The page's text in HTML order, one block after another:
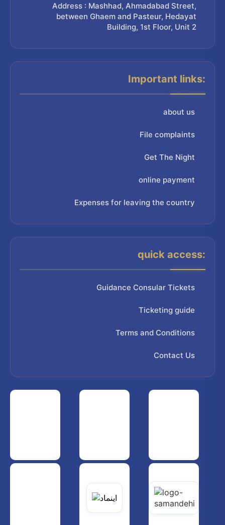
Address : Mashhad, Ahmadabad Street,
between Ghaem and Pasteur, Hedayat
Building, 1st Floor, Unit 2
Important links:
about us
File complaints
Get The Night
online payment
Expenses for leaving the country
quick access:
Guidance Consular Tickets
Ticketing guide
Terms and Conditions
Contact Us